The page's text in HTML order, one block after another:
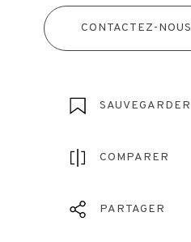
CONTACTEZ-NOUS
SAUVEGARDER
COMPARER
PARTAGER